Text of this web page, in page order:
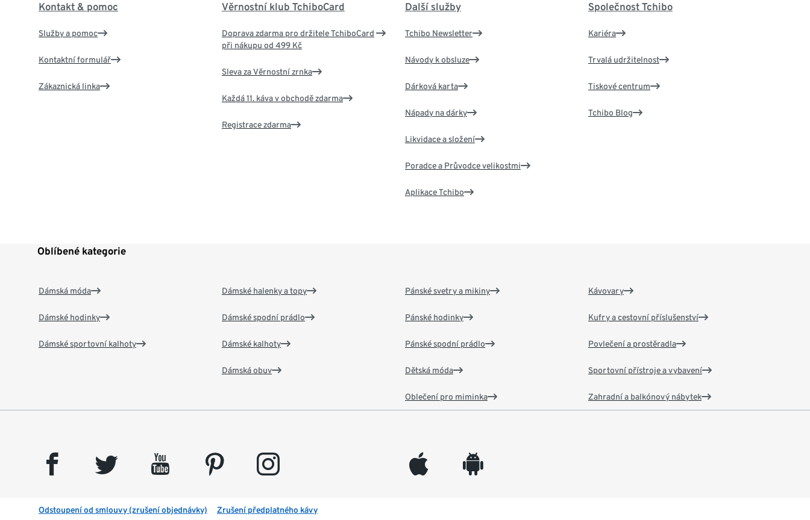
Kontakt & pomoc
Služby a pomoc
Kontaktní formulář
Zákaznická linka
Věrnostní klub TchiboCard
Doprava zdarma pro držitele TchiboCard
při nákupu od 499 Kč
Sleva za Věrnostní zrnka
Každá 11. káva v obchodě zdarma
Registrace zdarma
Další služby
Tchibo Newsletter
Návody k obsluze
Dárková karta
Nápady na dárky
Likvidace a složení
Poradce a Průvodce velikostmi
Aplikace Tchibo
Společnost Tchibo
Kariéra
Trvalá udržitelnost
Tiskové centrum
Tchibo Blog
Oblíbené kategorie
Dámská móda
Dámské hodinky
Dámské sportovní kalhoty
Dámské halenky a topy
Dámské spodní prádlo
Dámské kalhoty
Dámská obuv
Pánské svetry a mikiny
Pánské hodinky
Pánské spodní prádlo
Dětská móda
Oblečení pro miminka
Kávovary
Kufry a cestovní příslušenství
Povlečení a prostěradla
Sportovní přístroje a vybavení
Zahradní a balkónový nábytek
facebook twitter youtube pinterest instagram appleinc android
Odstoupení od smlouvy (zrušení objednávky) Zrušení předplatného kávy